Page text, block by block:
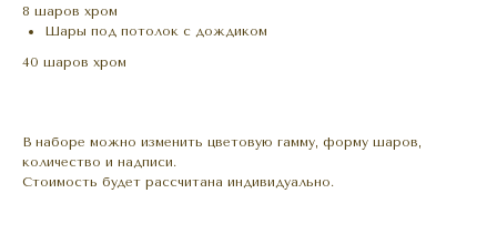
8 шаров хром
Шары под потолок с дождиком
40 шаров хром
В наборе можно изменить цветовую гамму, форму шаров,
количество и надписи.
Стоимость будет рассчитана индивидуально.